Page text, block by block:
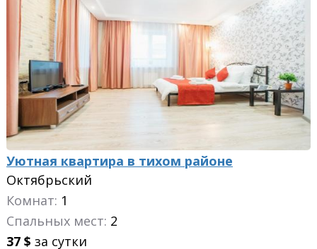
Уютная квартира в тихом районе
Октябрьский
Комнат: 1
Спальных мест: 2
37 $ за сутки